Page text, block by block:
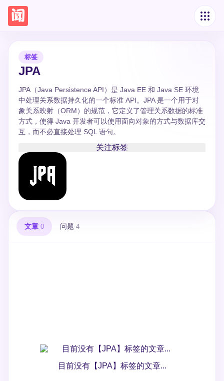
标签
JPA
JPA（Java Persistence API）是 Java EE 和 Java SE 环境
中处理关系数据持久化的一个标准 API。JPA 是一个用于对
象关系映射（ORM）的规范，它定义了管理关系数据的标准
方式，使得 Java 开发者可以使用面向对象的方式与数据库交
互，而不必直接处理 SQL 语句。
关注标签
文章 0 问题 4
目前没有【JPA】标签的文章...